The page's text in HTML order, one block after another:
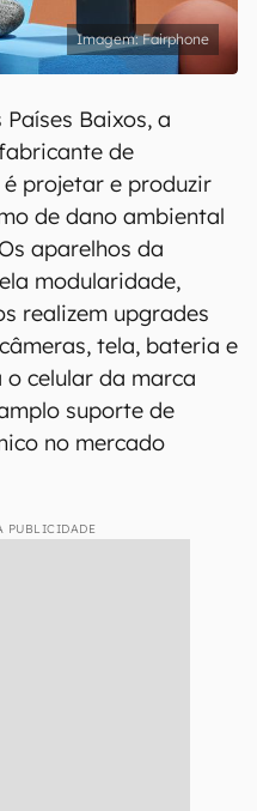
Fairphone
Baixos, a
de
projetar e produzir
de dano ambiental
aparelhos da
modularidade,
realizem upgrades
tela, bateria e
celular da marca
suporte de
no mercado
PUBLICIDADE